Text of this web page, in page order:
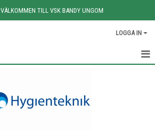
VÄLKOMMEN TILL VSK BANDY UNGOM
LOGGA IN